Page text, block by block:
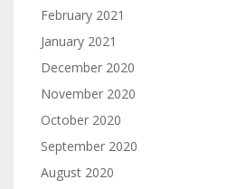
February 2021
January 2021
December 2020
November 2020
October 2020
September 2020
August 2020